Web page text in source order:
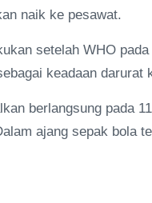
naik ke pesawat.
setelah WHO
keadaan
berlangsung pada
ajang sepak bola